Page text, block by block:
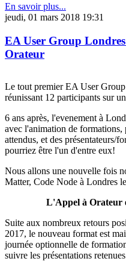
En savoir plus...
jeudi, 01 mars 2018 19:31
EA User Group
Orateur
Le tout premier EA User
réunissant 12 participants sur
6 ans après, l'evenement à
avec l'animation de formations,
attendus, et des présentateurs/
pourriez être l'un d'entre eux!
Nous allons une nouvelle fois
Matter, Code Node à Londres
L'Appel à Orateur
Suite aux nombreux retours
2017, le nouveau format est
journée optionnelle de
suivre les présentations